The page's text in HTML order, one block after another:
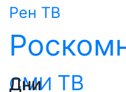
Рен ТВ
СМИ ТВ
Дни